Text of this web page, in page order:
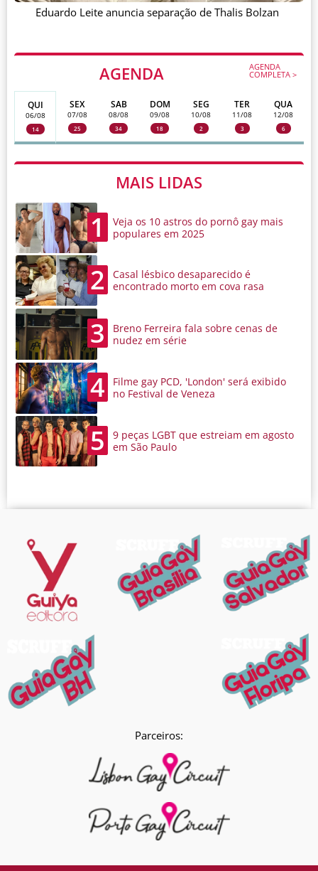
AGENDA AGENDA
COMPLETA >
QUI
06/08
14
SEX
07/08
25
SAB
08/08
34
DOM
09/08
18
SEG
10/08
2
TER
11/08
3
QUA
12/08
6
MAIS LIDAS
1
Veja os 10 astros do pornô gay mais
populares em 2025
2
Casal lésbico desaparecido é
encontrado morto em cova rasa
3
Breno Ferreira fala sobre cenas de
nudez em série
4
Filme gay PCD, 'London' será exibido
no Festival de Veneza
5
9 peças LGBT que estreiam em agosto
em São Paulo
Eduardo Leite anuncia separação de Thalis Bolzan
Parceiros: